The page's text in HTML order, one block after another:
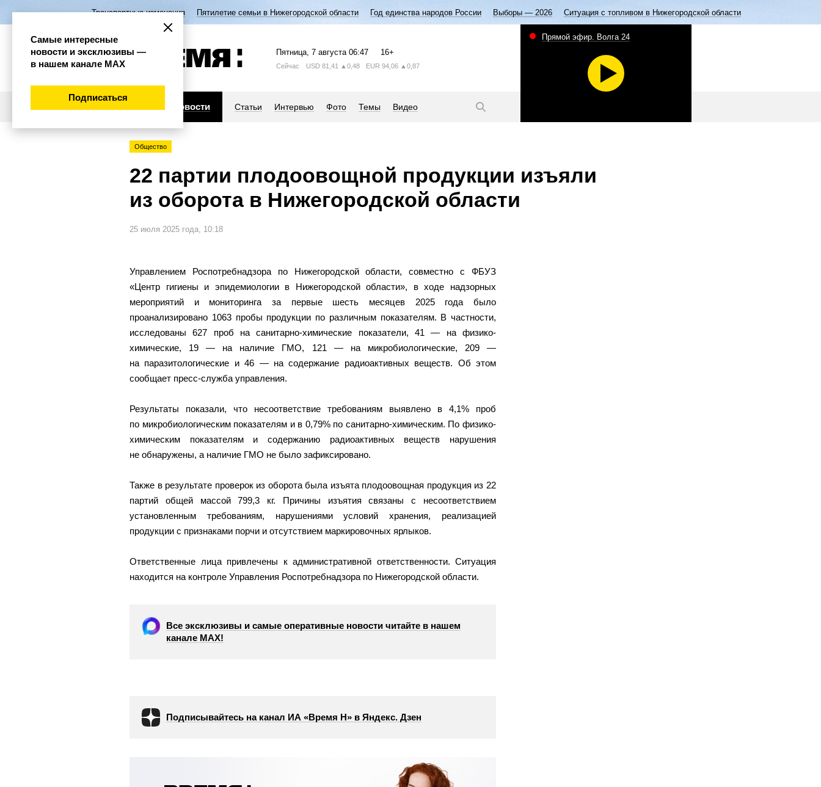
Транспортные изменения Пятилетие семьи в Нижегородской области Год единства народов России Выборы — 2026 Ситуация с топливом в Нижегородской области
Пятница, 7 августа 06:47 16+
Сейчас USD 81,41 ▲0,48 EUR 94,06 ▲0,87
Новости Статьи Интервью Фото Темы Видео
Прямой эфир. Волга 24
Общество
22 партии плодоовощной продукции изъяли
из оборота в Нижегородской области
25 июля 2025 года, 10:18
Управлением Роспотребнадзора по Нижегородской области, совместно с ФБУЗ
«Центр гигиены и эпидемиологии в Нижегородской области», в ходе надзорных
мероприятий и мониторинга за первые шесть месяцев 2025 года было
проанализировано 1063 пробы продукции по различным показателям. В частности,
исследованы 627 проб на санитарно-химические показатели, 41 — на физико-
химические, 19 — на наличие ГМО, 121 — на микробиологические, 209 —
на паразитологические и 46 — на содержание радиоактивных веществ. Об этом
сообщает пресс-служба управления.
Результаты показали, что несоответствие требованиям выявлено в 4,1% проб
по микробиологическим показателям и в 0,79% по санитарно-химическим. По физико-
химическим показателям и содержанию радиоактивных веществ нарушения
не обнаружены, а наличие ГМО не было зафиксировано.
Также в результате проверок из оборота была изъята плодоовощная продукция из 22
партий общей массой 799,3 кг. Причины изъятия связаны с несоответствием
установленным требованиям, нарушениями условий хранения, реализацией
продукции с признаками порчи и отсутствием маркировочных ярлыков.
Ответственные лица привлечены к административной ответственности. Ситуация
находится на контроле Управления Роспотребнадзора по Нижегородской области.
Все эксклюзивы и самые оперативные новости читайте в нашем
канале МАХ!
Подписывайтесь на канал ИА «Время Н» в Яндекс. Дзен
Самые интересные
новости и эксклюзивы —
в нашем канале МАХ
Подписаться